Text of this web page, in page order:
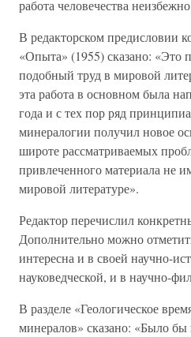
работа человечества
В редакторском предисловии
«Опыта» (1955) сказано: «Это
подобный труд в мировой
эта работа в основном была
года и с тех пор ряд
минералогии получил новое
широте рассматриваемых
привлеченного материала не
мировой литературе».
Редактор перечислил
Дополнительно можно
интересна и в своей научно-
науковедческой, и в научно-
В разделе «Геологическое
минералов» сказано: «Было бы